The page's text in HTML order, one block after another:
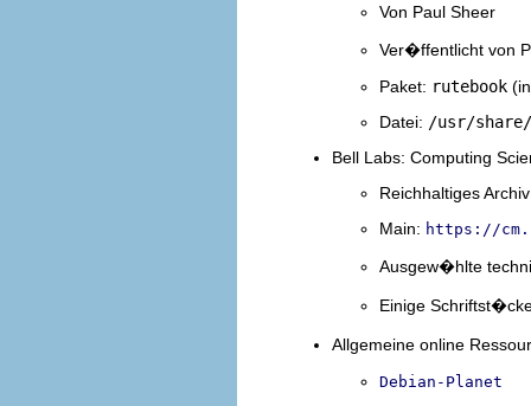
Von Paul Sheer
Ver�ffentlicht von
Paket: rutebook
Datei: /usr/
Bell Labs: Computing
Reichhaltiges
Main: https://
Ausgew�hlte
Einige
Allgemeine online
Debian-Planet